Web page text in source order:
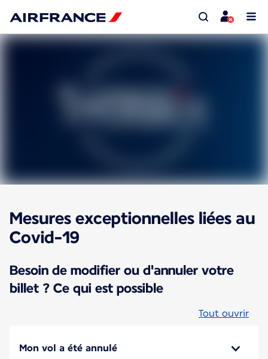
Mesures exceptionnelles liées au
Covid-19
Besoin de modifier ou d'annuler votre
billet ? Ce qui est possible
Tout ouvrir
Mon vol a été annulé